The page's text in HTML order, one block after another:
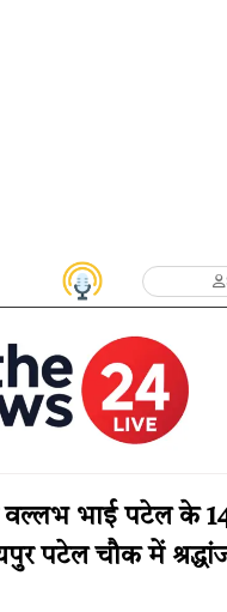
वल्लभ भाई पटेल के
पटेल चौक में